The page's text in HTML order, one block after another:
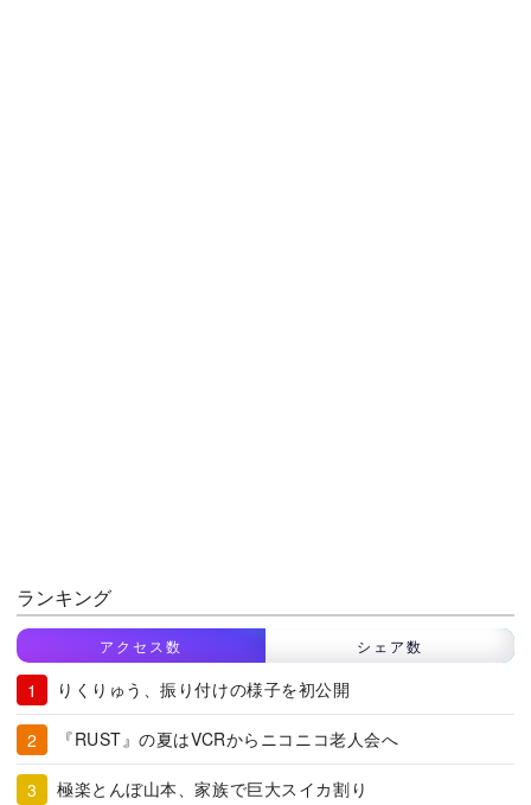
ランキング
アクセス数 シェア数
りくりゅう、振り付けの様子を初公開
『RUST』の夏はVCRからニコニコ老人会へ
極楽とんぼ山本、家族で巨大スイカ割り